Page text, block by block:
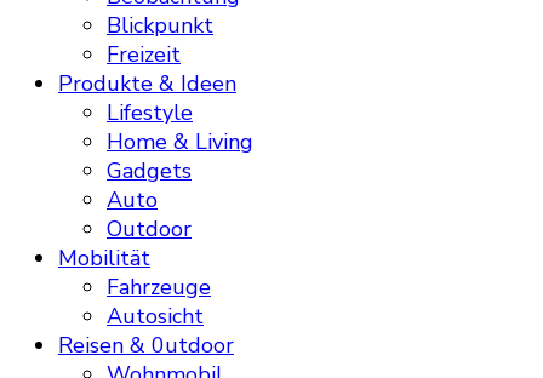
Blickpunkt
Freizeit
Produkte & Ideen
Lifestyle
Home & Living
Gadgets
Auto
Outdoor
Mobilität
Fahrzeuge
Autosicht
Reisen & 0utdoor